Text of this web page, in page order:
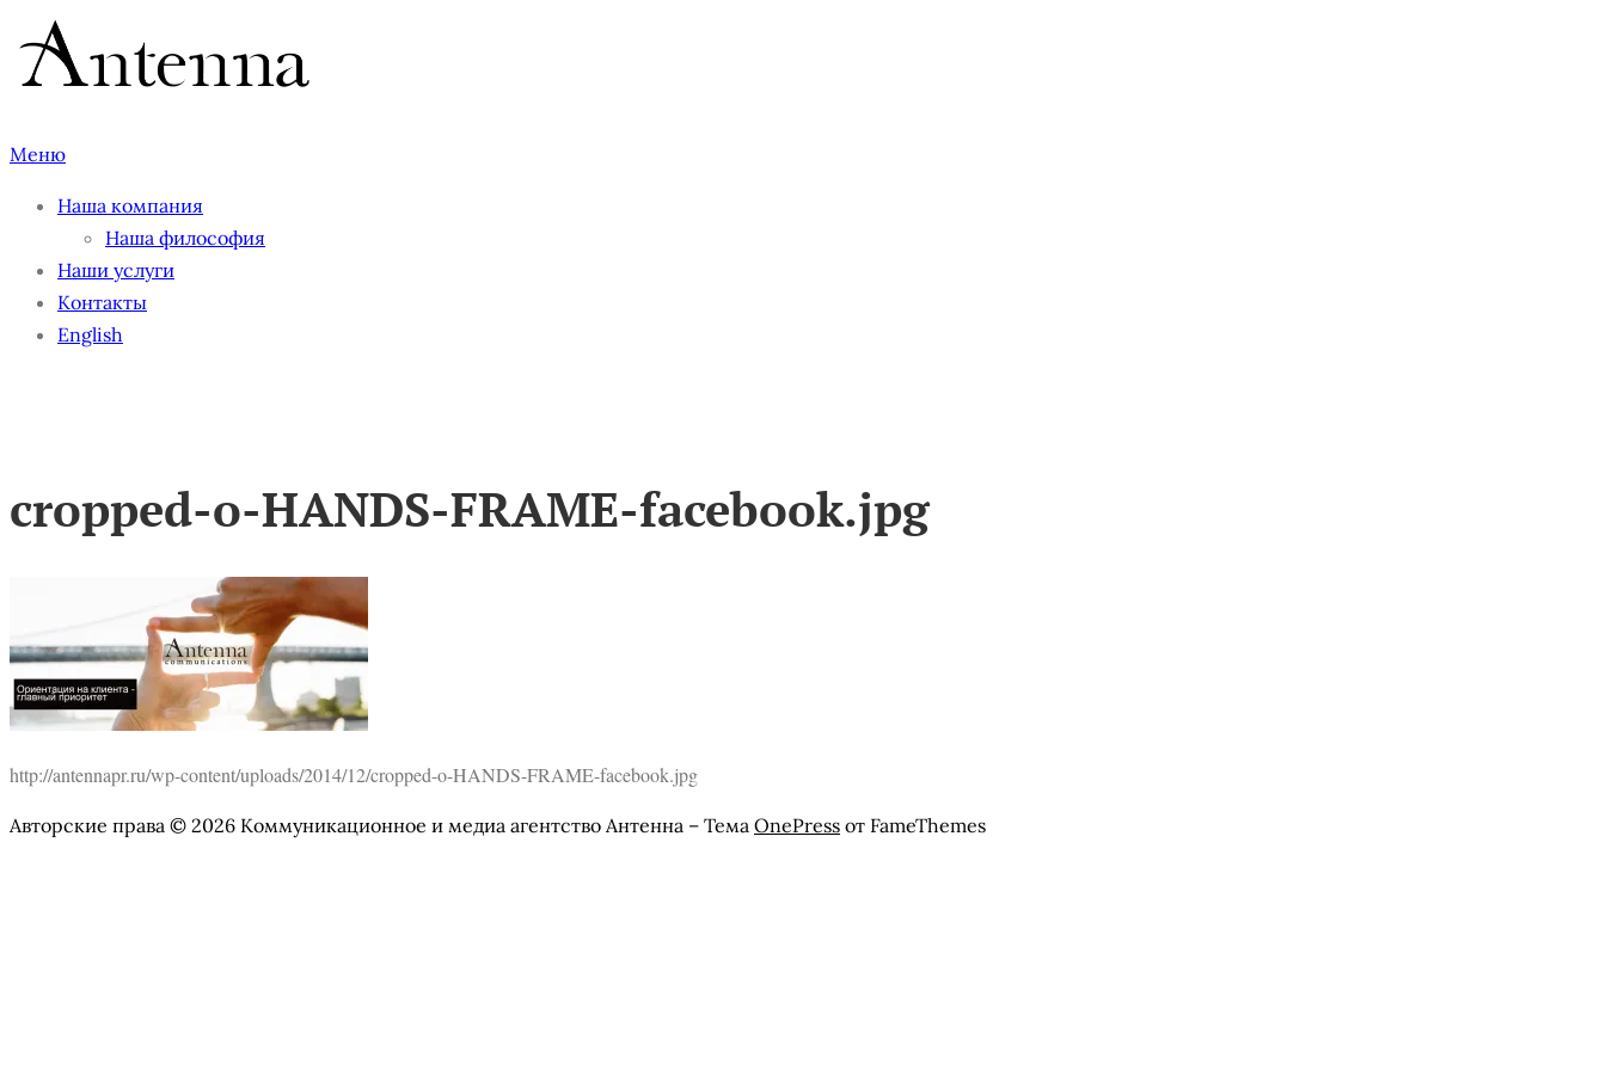
Перейти
содержимому
Меню
Наша компания
Наша философия
Наши услуги
Контакты
English
cropped-o-HANDS-FRAME-facebook.jpg
http://antennapr.ru/wp-content/uploads/2014/12/cropped-o-HANDS-FRAME-facebook.jpg
Авторские права © 2026 Коммуникационное и медиа агентство Антенна – Тема OnePress от FameThemes